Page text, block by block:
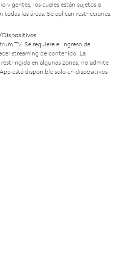
vigentes, los cuales están sujetos a
las áreas. Se aplican restricciones.
Dispositivos
TV. Se requiere el ingreso de
streaming de contenido. La
en algunas zonas; no admite
está disponible solo en dispositivos